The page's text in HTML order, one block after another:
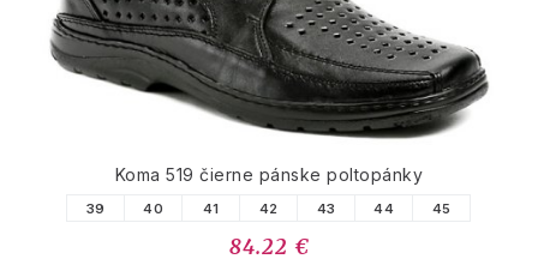
Koma 519 čierne pánske poltopánky
39 40 41 42 43 44 45
84.22 €